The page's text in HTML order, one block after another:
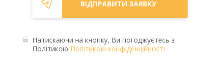
Натискаючи на кнопку, Ви погоджуєтесь з
Політикою Політикою конфіденційності